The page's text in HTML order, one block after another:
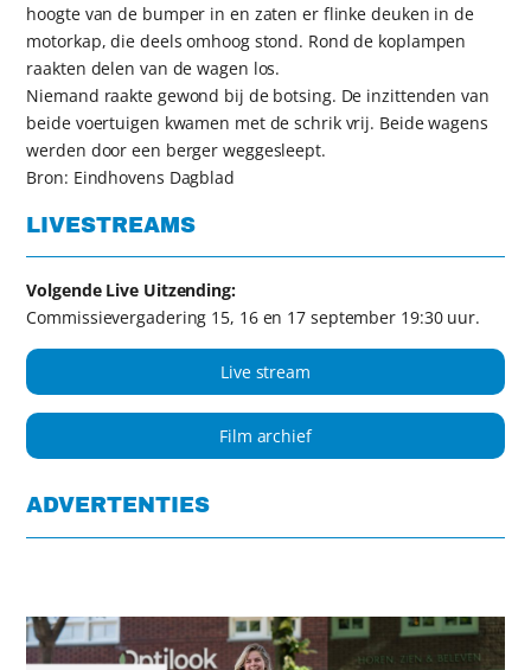
hoogte van de bumper in en zaten er flinke deuken in de
motorkap, die deels omhoog stond. Rond de koplampen
raakten delen van de wagen los.
Niemand raakte gewond bij de botsing. De inzittenden van
beide voertuigen kwamen met de schrik vrij. Beide wagens
werden door een berger weggesleept.
Bron: Eindhovens Dagblad
LIVESTREAMS
Volgende Live Uitzending:
Commissievergadering 15, 16 en 17 september 19:30 uur.
Live stream
Film archief
ADVERTENTIES